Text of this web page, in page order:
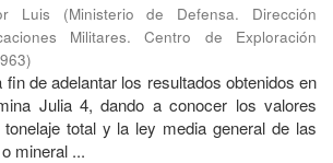
Luis (Ministerio de Defensa. Dirección
Militares. Centro de Exploración
)
fin de adelantar los resultados obtenidos en
Julia 4, dando a conocer los valores
total y la ley media general de las
mineral ...